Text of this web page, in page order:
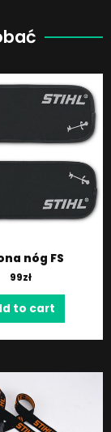
nóg FS
99zł
to cart